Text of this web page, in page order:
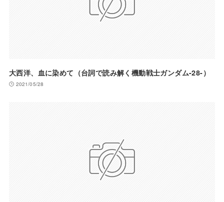
大西洋、血に染めて（台詞で読み解く機動戦士ガンダム-28-）
2021/05/28